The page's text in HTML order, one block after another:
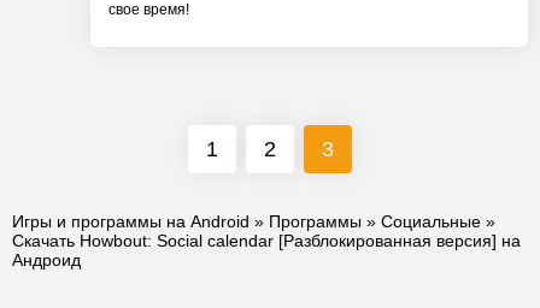
свое время!
1 2 3
Игры и программы на Android » Программы » Социальные »
Скачать Howbout: Social calendar [Разблокированная версия] на
Андроид